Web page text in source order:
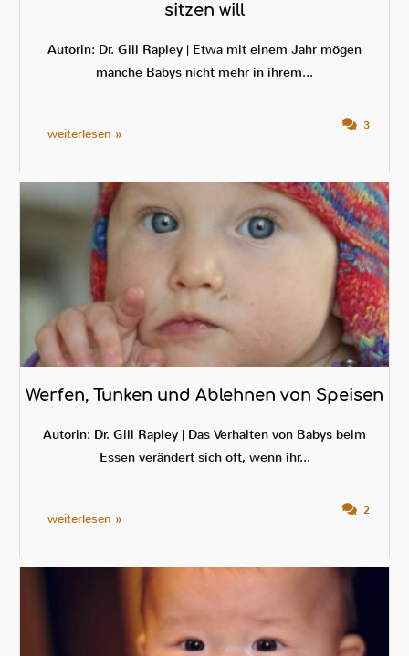
sitzen will
Autorin: Dr. Gill Rapley | Etwa mit einem Jahr mögen
manche Babys nicht mehr in ihrem...
3
weiterlesen »
Werfen, Tunken und Ablehnen von Speisen
Autorin: Dr. Gill Rapley | Das Verhalten von Babys beim
Essen verändert sich oft, wenn ihr...
2
weiterlesen »